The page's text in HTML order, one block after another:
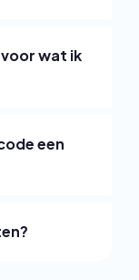
voor wat ik
een